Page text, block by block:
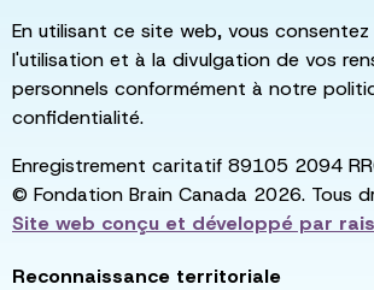
En utilisant ce site web, vous
l'utilisation et à la divulgation de vos
personnels conformément à notre
confidentialité.
Enregistrement caritatif 89105 2094
© Fondation Brain Canada 2026. Tous
Site web conçu et développé par
Reconnaissance territoriale